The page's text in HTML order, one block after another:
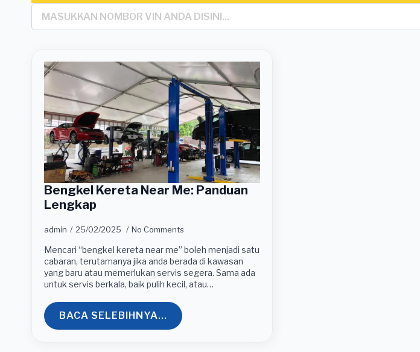
Search
Bengkel Kereta Near Me: Panduan
Lengkap
admin 25/02/2025 No Comments
Mencari “bengkel kereta near me” boleh menjadi satu
cabaran, terutamanya jika anda berada di kawasan
yang baru atau memerlukan servis segera. Sama ada
untuk servis berkala, baik pulih kecil, atau…
BACA SELEBIHNYA...